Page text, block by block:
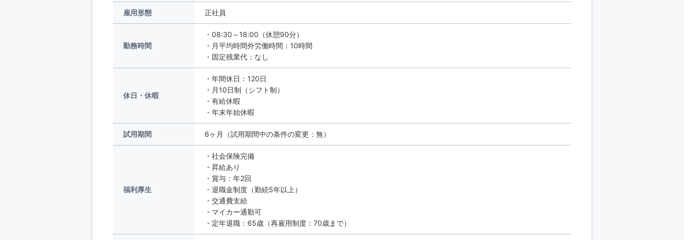
雇用形態 正社員
勤務時間
・08:30～18:00（休憩90分）
・月平均時間外労働時間：10時間
・固定残業代：なし
休日・休暇
・年間休日：120日
・月10日制（シフト制）
・有給休暇
・年末年始休暇
試用期間 6ヶ月（試用期間中の条件の変更：無）
福利厚生
・社会保険完備
・昇給あり
・賞与：年2回
・退職金制度（勤続5年以上）
・交通費支給
・マイカー通勤可
・定年退職：65歳（再雇用制度：70歳まで）